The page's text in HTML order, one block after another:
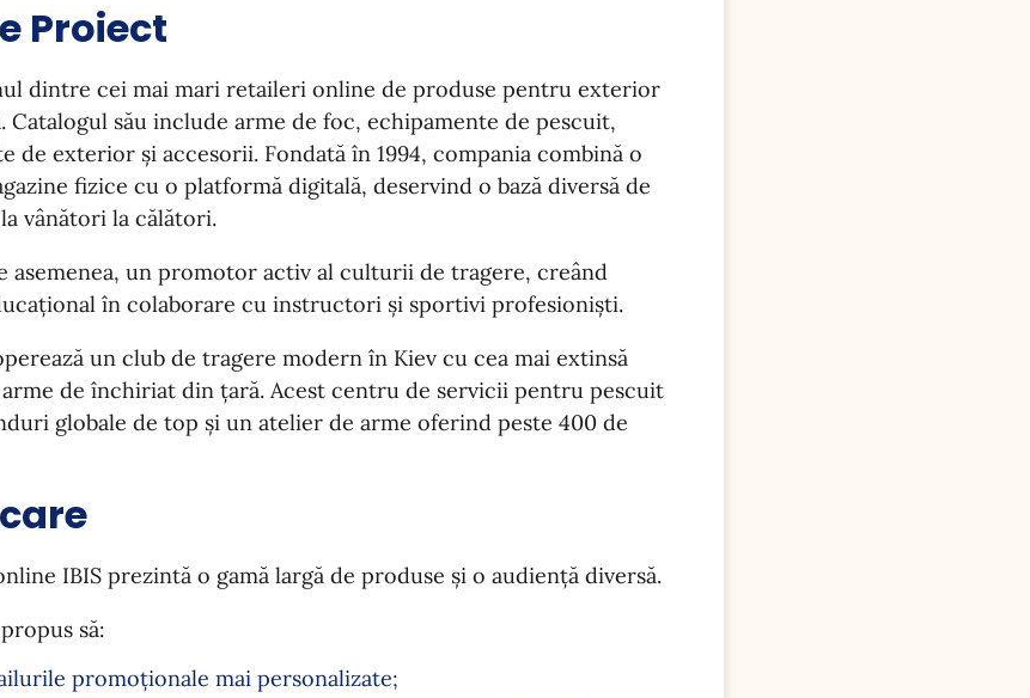
Proiect
dintre cei mai mari retaileri online de produse pentru exterior
Catalogul său include arme de foc, echipamente de pescuit,
de exterior și accesorii. Fondată în 1994, compania combină o
fizice cu o platformă digitală, deservind o bază diversă de
vânători la călători.
asemenea, un promotor activ al culturii de tragere, creând
în colaborare cu instructori și sportivi profesioniști.
un club de tragere modern în Kiev cu cea mai extinsă
de închiriat din țară. Acest centru de servicii pentru pescuit
globale de top și un atelier de arme oferind peste 400 de
IBIS prezintă o gamă largă de produse și o audiență diversă.
să:
promoționale mai personalizate;